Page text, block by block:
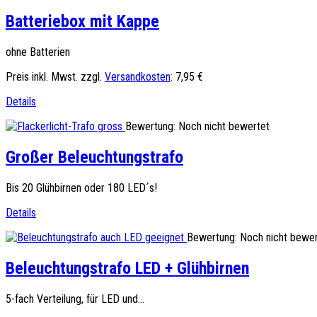
Batteriebox mit Kappe
ohne Batterien
Preis inkl. Mwst. zzgl. Versandkosten: 7,95 €
Details
Bewertung: Noch nicht bewertet
Großer Beleuchtungstrafo
Bis 20 Glühbirnen oder 180 LED´s!
Details
Bewertung: Noch nicht
Beleuchtungstrafo LED + Glühbirnen
5-fach Verteilung, für LED und...